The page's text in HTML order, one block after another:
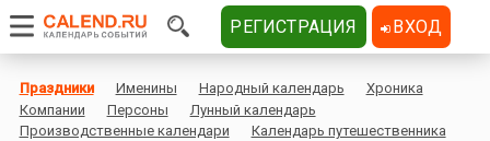
Праздники Именины Народный календарь
Хроника
Компании
Персоны
Лунный календарь
Производственные календари
Календарь путешественника
РЕГИСТРАЦИЯ ВХОД